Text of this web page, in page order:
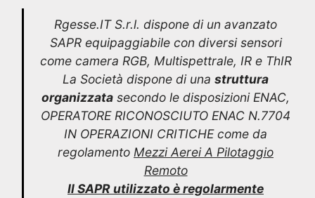
Rgesse.IT S.r.l. dispone di un avanzato
SAPR equipaggiabile con diversi sensori
come camera RGB, Multispettrale, IR e ThIR
La Società dispone di una struttura
organizzata secondo le disposizioni ENAC,
OPERATORE RICONOSCIUTO ENAC N.7704
IN OPERAZIONI CRITICHE come da
regolamento Mezzi Aerei A Pilotaggio
Remoto
Il SAPR utilizzato è regolarmente